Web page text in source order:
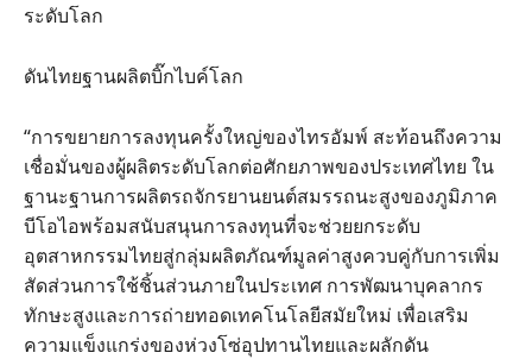
ระดับโลก
ดันไทยฐานผลิตบิ๊กไบค์โลก
“การขยายการลงทุนครั้งใหญ่ของไทรอัมพ์ สะท้อนถึงความ
เชื่อมั่นของผู้ผลิตระดับโลกต่อศักยภาพของประเทศไทย ใน
ฐานะฐานการผลิตรถจักรยานยนต์สมรรถนะสูงของภูมิภาค
บีโอไอพร้อมสนับสนุนการลงทุนที่จะช่วยยกระดับ
อุตสาหกรรมไทยสู่กลุ่มผลิตภัณฑ์มูลค่าสูงควบคู่กับการเพิ่ม
สัดส่วนการใช้ชิ้นส่วนภายในประเทศ การพัฒนาบุคลากร
ทักษะสูงและการถ่ายทอดเทคโนโลยีสมัยใหม่ เพื่อเสริม
ความแข็งแกร่งของห่วงโซ่อุปทานไทยและผลักดัน